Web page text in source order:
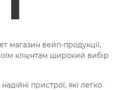
магазин вейп-продукції,
клієнтам широкий вибір
пристрої, які легко